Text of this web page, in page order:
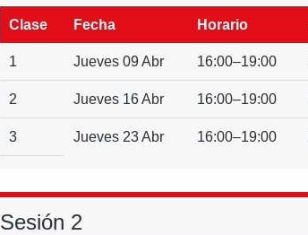
Clase Fecha Horario
1 Jueves 09 Abr 16:00–19:00
2 Jueves 16 Abr 16:00–19:00
3 Jueves 23 Abr 16:00–19:00
Sesión 2